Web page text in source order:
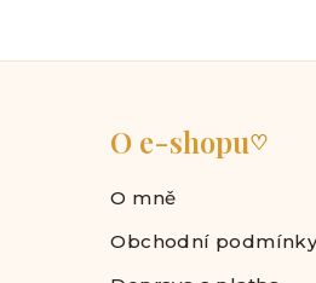
y
p
u
O e-shopu♡
O mně
Obchodní